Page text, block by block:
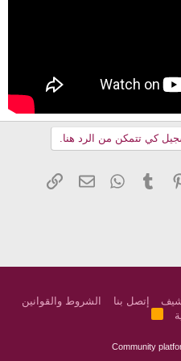
كي تتمكن من الرد هنا.
Pinterest
Tumblr
WhatsApp
البريد
إتصل بنا
الشروط والقوانين
Community